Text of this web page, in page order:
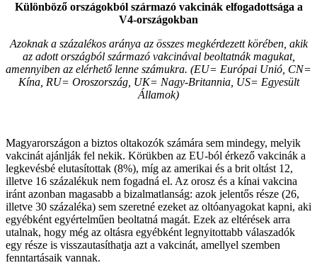
Különböző országokból származó vakcinák elfogadottsága a
V4-országokban
Azoknak a százalékos aránya az összes megkérdezett körében, akik
az adott országból származó vakcinával beoltatnák magukat,
amennyiben az elérhető lenne számukra. (EU= Európai Unió, CN=
Kína, RU= Oroszország, UK= Nagy-Britannia, US= Egyesült
Államok)
Magyarországon a biztos oltakozók számára sem mindegy, melyik
vakcinát ajánlják fel nekik. Körükben az EU-ból érkező vakcinák a
legkevésbé elutasítottak (8%), míg az amerikai és a brit oltást 12,
illetve 16 százalékuk nem fogadná el. Az orosz és a kínai vakcina
iránt azonban magasabb a bizalmatlanság: azok jelentős része (26,
illetve 30 százaléka) sem szeretné ezeket az oltóanyagokat kapni, aki
egyébként egyértelműen beoltatná magát. Ezek az eltérések arra
utalnak, hogy még az oltásra egyébként legnyitottabb válaszadók
egy része is visszautasíthatja azt a vakcinát, amellyel szemben
fenntartásaik vannak.